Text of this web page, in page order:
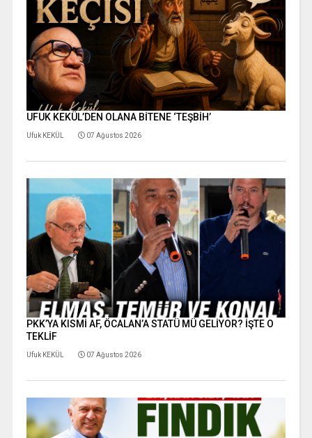
UFUK KEKÜL’DEN OLANA BİTENE ‘TEŞBİH’
Ufuk KEKÜL 07 Ağustos 2026
PKK’YA KISMİ AF, ÖCALAN’A STATÜ MÜ GELİYOR? İŞTE O
TEKLİF
Ufuk KEKÜL 07 Ağustos 2026